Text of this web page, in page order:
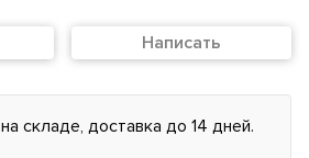
Написать
складе, доставка до 14 дней.